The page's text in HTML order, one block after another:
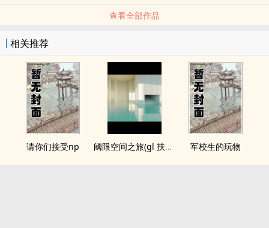
查看全部作品
相关推荐
请你们接受np 阈限空间之旅(gl 扶她) 军校生的玩物